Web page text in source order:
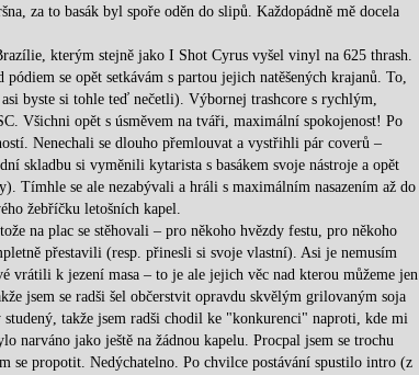
za to basák byl spoře oděn do slipů. Každopádně mě docela
kterým stejně jako I Shot Cyrus vyšel vinyl na 625 thrash.
se opět setkávám s partou jejich natěšených krajanů. To,
byste si tohle teď nečetli). Výbornej trashcore s rychlým,
Všichni opět s úsměvem na tváři, maximální spokojenost! Po
Nenechali se dlouho přemlouvat a vystřihli pár coverů –
skladbu si vyměnili kytarista s basákem svoje nástroje a opět
Tímhle se ale nezabývali a hráli s maximálním nasazením až do
žebříčku letošních kapel.
na plac se stěhovali – pro někoho hvězdy festu, pro někoho
přestavili (resp. přinesli si svoje vlastní). Asi je nemusím
vrátili k jezení masa – to je ale jejich věc nad kterou můžeme jen
jsem se radši šel občerstvit opravdu skvělým grilovaným soja
takže jsem radši chodil ke "konkurenci" naproti, kde mi
jako ještě na žádnou kapelu. Procpal jsem se trochu
se propotit. Nedýchatelno. Po chvilce postávání spustilo intro (z